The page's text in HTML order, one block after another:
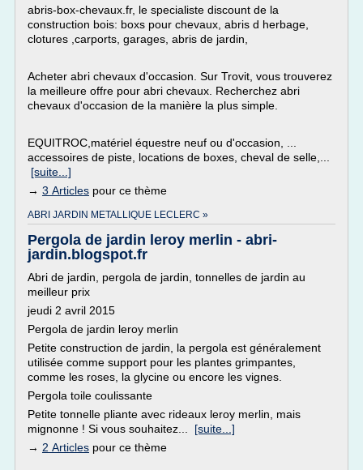
abris-box-chevaux.fr, le specialiste discount de la
construction bois: boxs pour chevaux, abris d herbage,
clotures ,carports, garages, abris de jardin,
Acheter abri chevaux d'occasion. Sur Trovit, vous trouverez
la meilleure offre pour abri chevaux. Recherchez abri
chevaux d'occasion de la manière la plus simple.
EQUITROC,matériel équestre neuf ou d'occasion, ...
accessoires de piste, locations de boxes, cheval de selle,...
[suite...]
→ 3 Articles pour ce thème
ABRI JARDIN METALLIQUE LECLERC »
Pergola de jardin leroy merlin - abri-
jardin.blogspot.fr
Abri de jardin, pergola de jardin, tonnelles de jardin au
meilleur prix
jeudi 2 avril 2015
Pergola de jardin leroy merlin
Petite construction de jardin, la pergola est généralement
utilisée comme support pour les plantes grimpantes,
comme les roses, la glycine ou encore les vignes.
Pergola toile coulissante
Petite tonnelle pliante avec rideaux leroy merlin, mais
mignonne ! Si vous souhaitez... [suite...]
→ 2 Articles pour ce thème